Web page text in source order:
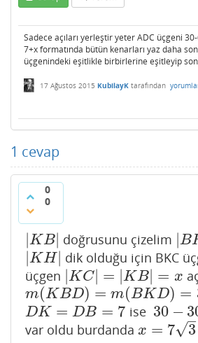
Sadece açıları yerleştir yeter ADC üçgeni
7+x formatında bütün kenarları yaz daha
üçgenindeki eşitlikle birbirlerine eşitleyip
17 Ağustos 2015 KubilayK tarafından
1 cevap
0
0
KB|
|KB| doğrusunu çizelim |B
|B
|KH |
|KH| dik olduğu için BKC
üçgen |KC| = |KB| = x
|KC|= |K B|=x
m(KBD) = m(BKD) =
m(KBD)=m( BK D)=30
DK = DB = 7
DK=DB=7 ise 30 −
30−30−
var oldu burdanda x = 7 3
–
√
x= 73